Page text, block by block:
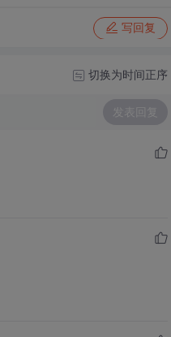
写回复
切换为时间正序
发表回复